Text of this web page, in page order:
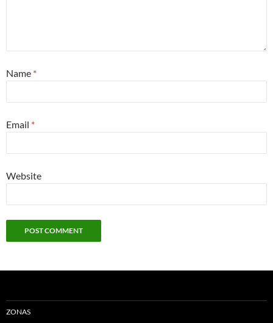
Name *
Email *
Website
ZONAS